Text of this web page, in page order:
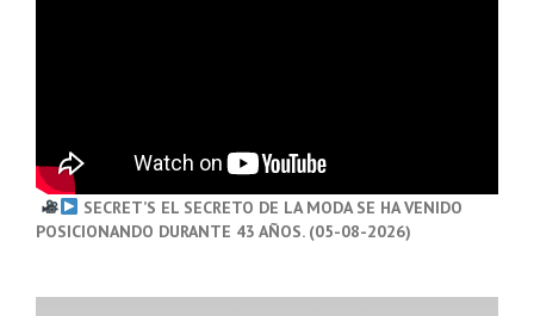
SECRET’S EL SECRETO DE LA MODA SE HA VENIDO
POSICIONANDO DURANTE 43 AÑOS. (05-08-2026)